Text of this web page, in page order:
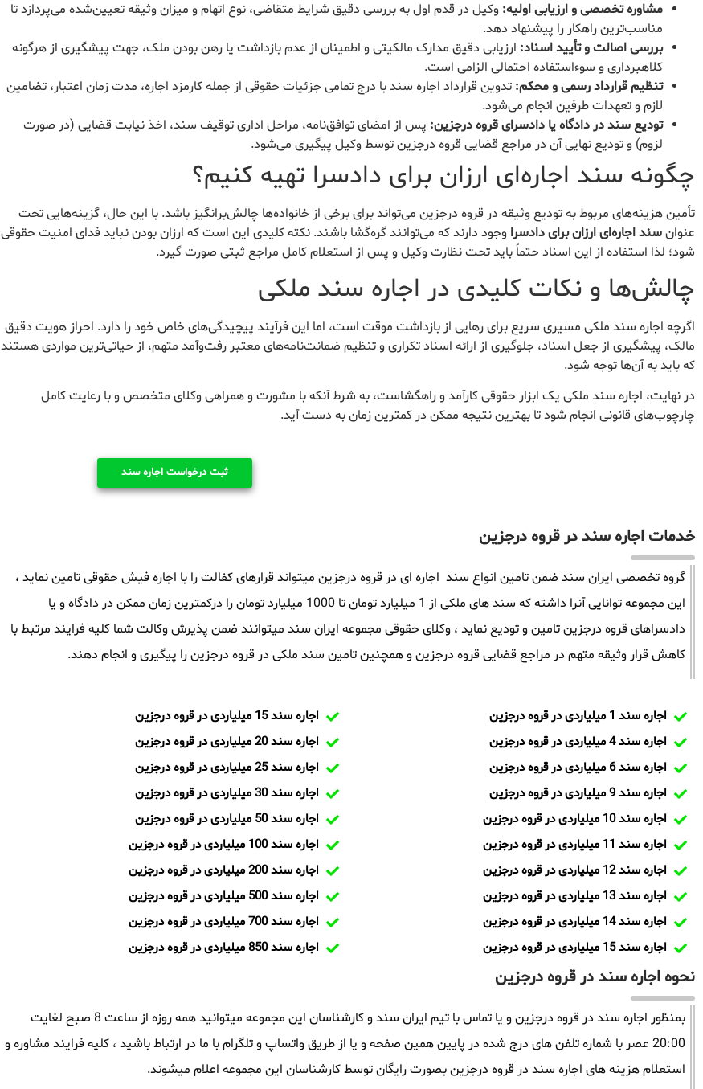
مشاوره تخصصی و ارزیابی اولیه: وکیل در قدم اول به بررسی دقیق شرایط متقاضی، نوع اتهام و میزان وثیقه تعیین‌شده می‌پردازد تا
مناسب‌ترین راهکار را پیشنهاد دهد.
بررسی اصالت و تأیید اسناد: ارزیابی دقیق مدارک مالکیتی و اطمینان از عدم بازداشت یا رهن بودن ملک، جهت پیشگیری از هرگونه
کلاهبرداری و سوءاستفاده احتمالی الزامی است.
تنظیم قرارداد رسمی و محکم: تدوین قرارداد اجاره سند با درج تمامی جزئیات حقوقی از جمله کارمزد اجاره، مدت زمان اعتبار، تضامین
لازم و تعهدات طرفین انجام می‌شود.
تودیع سند در دادگاه یا دادسرای قروه درجزین: پس از امضای توافق‌نامه، مراحل اداری توقیف سند، اخذ نیابت قضایی (در صورت
لزوم) و تودیع نهایی آن در مراجع قضایی قروه درجزین توسط وکیل پیگیری می‌شود.
چگونه سند اجاره‌ای ارزان برای دادسرا تهیه کنیم؟
تأمین هزینه‌های مربوط به تودیع وثیقه در قروه درجزین می‌تواند برای برخی از خانواده‌ها چالش‌برانگیز باشد. با این حال، گزینه‌هایی تحت
عنوانسند اجاره‌ای ارزان برای دادسرا وجود دارند که می‌توانند گره‌گشا باشند. نکته کلیدی این است که ارزان بودن نباید فدای امنیت حقوقی
شود؛ لذا استفاده از این اسناد حتماً باید تحت نظارت وکیل و پس از استعلام کامل مراجع ثبتی صورت گیرد.
چالش‌ها و نکات کلیدی در اجاره سند ملکی
اگرچه اجاره سند ملکی مسیری سریع برای رهایی از بازداشت موقت است، اما این فرآیند پیچیدگی‌های خاص خود را دارد. احراز هویت دقیق
مالک، پیشگیری از جعل اسناد، جلوگیری از ارائه اسناد تکراری و تنظیم ضمانت‌نامه‌های معتبر رفت‌وآمد متهم، از حیاتی‌ترین مواردی هستند
که باید به آن‌ها توجه شود.
در نهایت، اجاره سند ملکی یک ابزار حقوقی کارآمد و راهگشاست، به شرط آنکه با مشورت و همراهی وکلای متخصص و با رعایت کامل
چارچوب‌های قانونی انجام شود تا بهترین نتیجه ممکن در کمترین زمان به دست آید.
ثبت درخواست اجاره سند
خدمات اجاره سند در قروه درجزین
گروه تخصصی ایران سند ضمن تامین انواع سند اجاره ای در قروه درجزین میتواند قرارهای کفالت را با اجاره فیش حقوقی تامین نماید ،
این مجموعه توانایی آنرا داشته که سند های ملکی از 1 میلیارد تومان تا 1000 میلیارد تومان را درکمترین زمان ممکن در دادگاه و یا
دادسراهای قروه درجزین تامین و تودیع نماید ، وکلای حقوقی مجموعه ایران سند میتوانند ضمن پذیرش وکالت شما کلیه فرایند مرتبط با
کاهش قرار وثیقه متهم در مراجع قضایی قروه درجزین و همچنین تامین سند ملکی در قروه درجزین را پیگیری و انجام دهند.
اجاره سند 1 میلیاردی در قروه درجزین
اجاره سند 4 میلیاردی در قروه درجزین
اجاره سند 6 میلیاردی در قروه درجزین
اجاره سند 9 میلیاردی در قروه درجزین
اجاره سند 10 میلیاردی در قروه درجزین
اجاره سند 11 میلیاردی در قروه درجزین
اجاره سند 12 میلیاردی در قروه درجزین
اجاره سند 13 میلیاردی در قروه درجزین
اجاره سند 14 میلیاردی در قروه درجزین
اجاره سند 15 میلیاردی در قروه درجزین
اجاره سند 15 میلیاردی در قروه درجزین
اجاره سند 20 میلیاردی در قروه درجزین
اجاره سند 25 میلیاردی در قروه درجزین
اجاره سند 30 میلیاردی در قروه درجزین
اجاره سند 50 میلیاردی در قروه درجزین
اجاره سند 100 میلیاردی در قروه درجزین
اجاره سند 200 میلیاردی در قروه درجزین
اجاره سند 500 میلیاردی در قروه درجزین
اجاره سند 700 میلیاردی در قروه درجزین
اجاره سند 850 میلیاردی در قروه درجزین
نحوه اجاره سند در قروه درجزین
بمنظور اجاره سند در قروه درجزین و یا تماس با تیم ایران سند و کارشناسان این مجموعه میتوانید همه روزه از ساعت 8 صبح لغایت
20:00 عصر با شماره تلفن های درج شده در پایین همین صفحه و یا از طریق واتساپ و تلگرام با ما در ارتباط باشید ، کلیه فرایند مشاوره و
استعلام هزینه های اجاره سند در قروه درجزین بصورت رایگان توسط کارشناسان این مجموعه اعلام میشوند.